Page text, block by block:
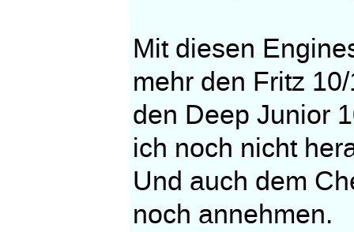
Mit diesen
mehr den Fritz
den Deep Junior
ich noch nicht
Und auch dem
noch annehmen.